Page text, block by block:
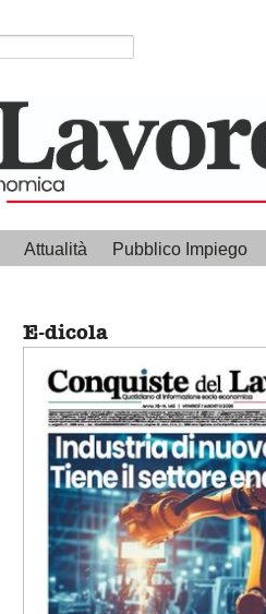
Attualità Pubblico Impiego
E-dicola